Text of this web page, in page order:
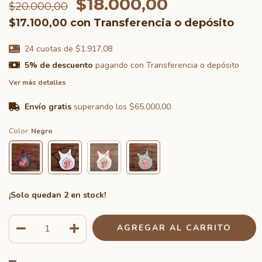
$20.000,00 $18.000,00
$17.100,00 con Transferencia o depósito
24 cuotas de $1.917,08
5% de descuento pagando con Transferencia o depósito
Ver más detalles
Envío gratis superando los $65.000,00
Color: Negro
¡Solo quedan 2en stock!